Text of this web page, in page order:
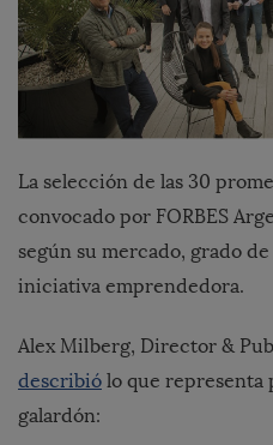
La selección de las 30
convocado por FORBES
según su mercado, grado
iniciativa emprendedora.
Alex Milberg, Director &
describió lo que representa
galardón: